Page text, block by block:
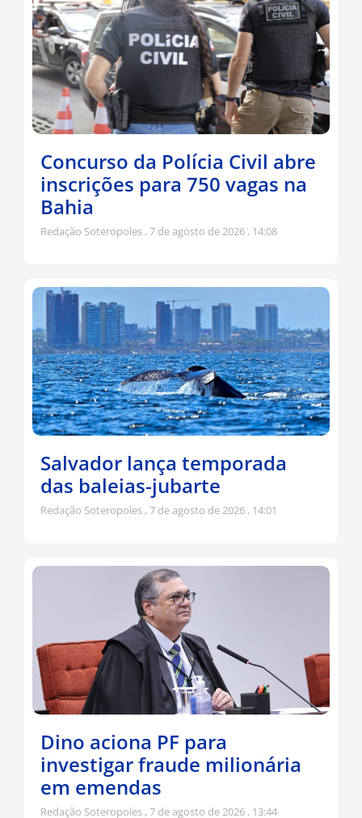
Concurso da Polícia Civil abre
inscrições para 750 vagas na
Bahia
Redação Soteropoles 7 de agosto de 2026 14:08
Salvador lança temporada
das baleias-jubarte
Redação Soteropoles 7 de agosto de 2026 14:01
Dino aciona PF para
investigar fraude milionária
em emendas
Redação Soteropoles 7 de agosto de 2026 13:44